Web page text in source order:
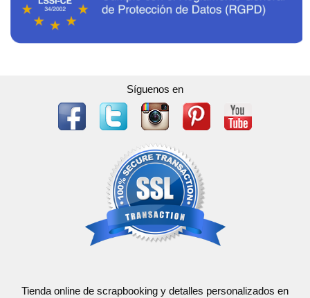
Síguenos en
Tienda online de scrapbooking y detalles personalizados en